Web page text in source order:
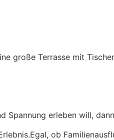
große Terrasse mit
Spannung erleben will,
ob